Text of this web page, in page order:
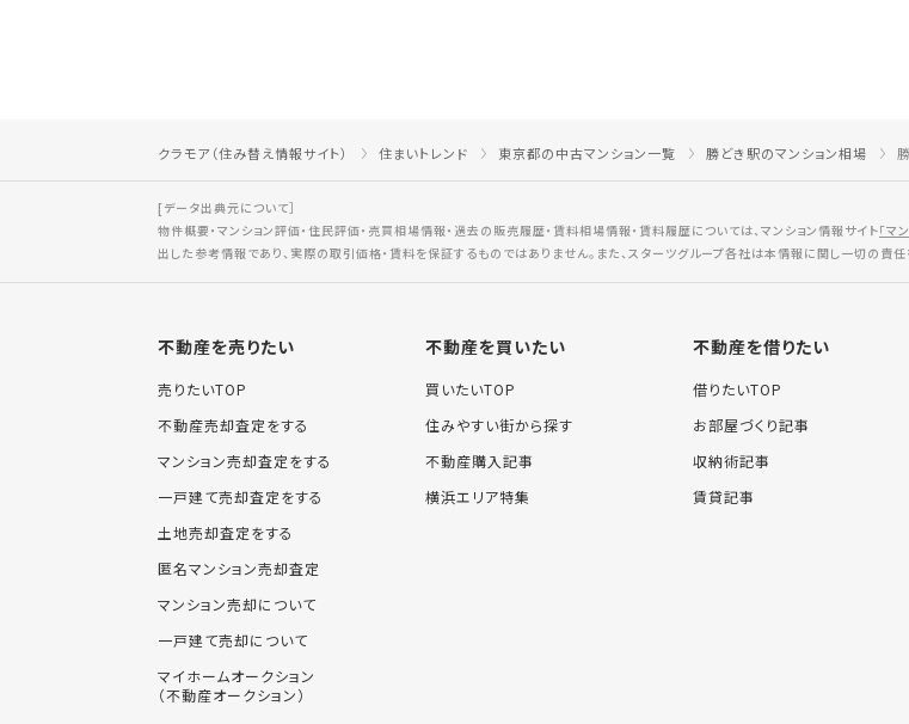
クラモア（住み替え情報サイト） 住まいトレンド 東京都の中古マンション一覧 勝どき駅のマンション相場
[データ出典元について］
物件概要・マンション評価・住民評価・売買相場情報・過去の販売履歴・賃料相場情報・賃料履歴については、マンション情報サイト「マ
出した参考情報であり、実際の取引価格・賃料を保証するものではありません。また、スターツグループ各社は本情報に関し一切の責任
不動産を売りたい
売りたいTOP
不動産売却査定をする
マンション売却査定をする
一戸建て売却査定をする
土地売却査定をする
匿名マンション売却査定
マンション売却について
一戸建て売却について
マイホームオークション
（不動産オークション）
不動産を買いたい
買いたいTOP
住みやすい街から探す
不動産購入記事
横浜エリア特集
不動産を借りたい
借りたいTOP
お部屋づくり記事
収納術記事
賃貸記事